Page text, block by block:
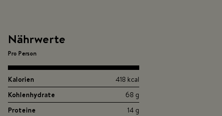
Nährwerte
Pro Person
Kalorien
418 kcal
Kohlenhydrate
68 g
Proteine
14 g